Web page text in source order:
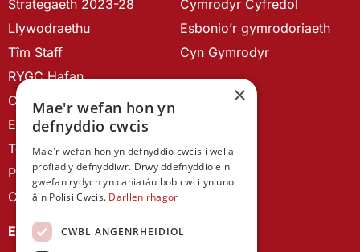
Strategaeth 2023-28
Llywodraethu
Tîm Staff
RYGC Hafan
Canllawiau brandio
Ein Hanes
Telerau ac Amodau
Polisi Preifatrwydd
Cysylltu â ni
Cymrodyr Cyfredol
Esbonio’r gymrodoriaeth
Cyn Gymrodyr
EIN CYHOEDDIADAU
×
Mae'r wefan hon yn
defnyddio cwcis
Mae'r wefan hon yn defnyddio cwcis i wella
profiad y defnyddiwr. Drwy ddefnyddio ein
gwefan rydych yn caniatáu bob cwci yn unol
â'n Polisi Cwcis. Darllen rhagor
CWBL ANGENRHEIDIOL